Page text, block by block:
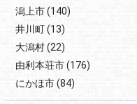
潟上市(140)
井川町(13)
大潟村(22)
由利本荘市(176)
にかほ市(84)